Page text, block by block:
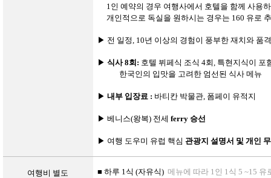
1 인 예약의 경우 여행사에서 호텔을 함께 사용
개인적으로 독실을 원하시는 경우는 160 유로
▶ 전 일정 , 10년 이상의 경험이 풍부한 재치와 품
▶ 식사8회: 호텔 뷔페식 조식 4회, 특현지식이 포
한국인의 입맛을 고려한 엄선된 식사 메뉴
▶ 내부 입장료 : 바티칸 박물관, 폼페이 유적지
▶ 베니스(왕복) 전세 ferry 승선
▶ 여행 도우미 유럽 핵심 관광지 설명서 및 개인
여행비 별도 ■ 하루 1 식 (자유식) 메뉴에 따라 1 인 1 식 5 ~15 유